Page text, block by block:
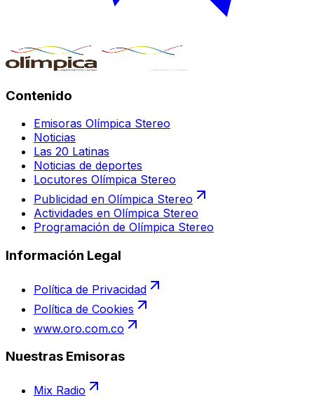
Contenido
Emisoras Olímpica Stereo
Noticias
Las 20 Latinas
Noticias de deportes
Locutores Olímpica Stereo
Publicidad en Olímpica Stereo
Actividades en Olímpica Stereo
Programación de Olímpica Stereo
Información Legal
Política de Privacidad
Política de Cookies
www.oro.com.co
Nuestras Emisoras
Mix Radio